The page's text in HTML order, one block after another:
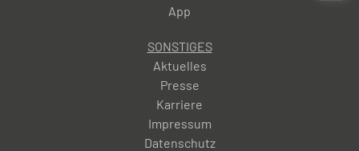
App
SONSTIGES
Aktuelles
Presse
Karriere
Impressum
Datenschutz